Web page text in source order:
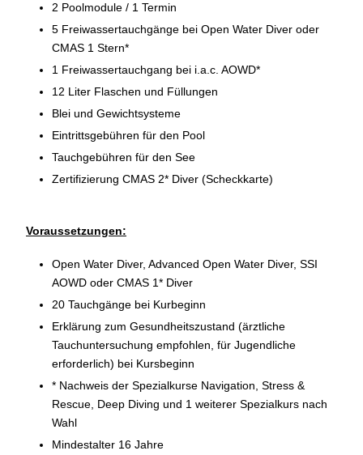
2 Poolmodule / 1 Termin
5 Freiwassertauchgänge bei Open Water Diver oder
CMAS 1 Stern*
1 Freiwassertauchgang bei i.a.c. AOWD*
12 Liter Flaschen und Füllungen
Blei und Gewichtsysteme
Eintrittsgebühren für den Pool
Tauchgebühren für den See
Zertifizierung CMAS 2* Diver (Scheckkarte)
Voraussetzungen:
Open Water Diver, Advanced Open Water Diver, SSI
AOWD oder CMAS 1* Diver
20 Tauchgänge bei Kurbeginn
Erklärung zum Gesundheitszustand (ärztliche
Tauchuntersuchung empfohlen, für Jugendliche
erforderlich) bei Kursbeginn
* Nachweis der Spezialkurse Navigation, Stress &
Rescue, Deep Diving und 1 weiterer Spezialkurs nach
Wahl
Mindestalter 16 Jahre